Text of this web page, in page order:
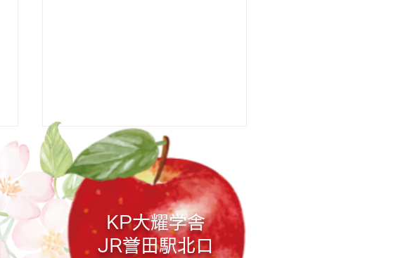
県立 茂原高等学校
学校サイト ＊一般入学者の選
抜・評価方法 https://cms2.chiba-
c.ed.jp/mobara-
h/wysiwyg/file/download/31/3154
KP大耀学舎
JR誉田駅北口